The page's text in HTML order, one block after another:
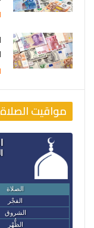
مواقيت الصلاة